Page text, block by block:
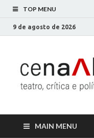
TOP MENU
9 de agosto de 2026
MAIN MENU